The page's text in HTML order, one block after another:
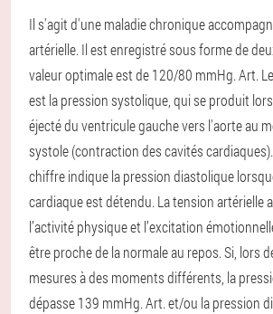
Il s'agit d'une maladie chronique
artérielle. Il est enregistré sous forme de
valeur optimale est de 120/80 mmHg. Art.
est la pression systolique, qui se produit
éjecté du ventricule gauche vers l'aorte au
systole (contraction des cavités
chiffre indique la pression diastolique
cardiaque est détendu. La tension artérielle
l’activité physique et l’excitation
être proche de la normale au repos. Si, lors
mesures à des moments différents, la
dépasse 139 mmHg. Art. et/ou la pression